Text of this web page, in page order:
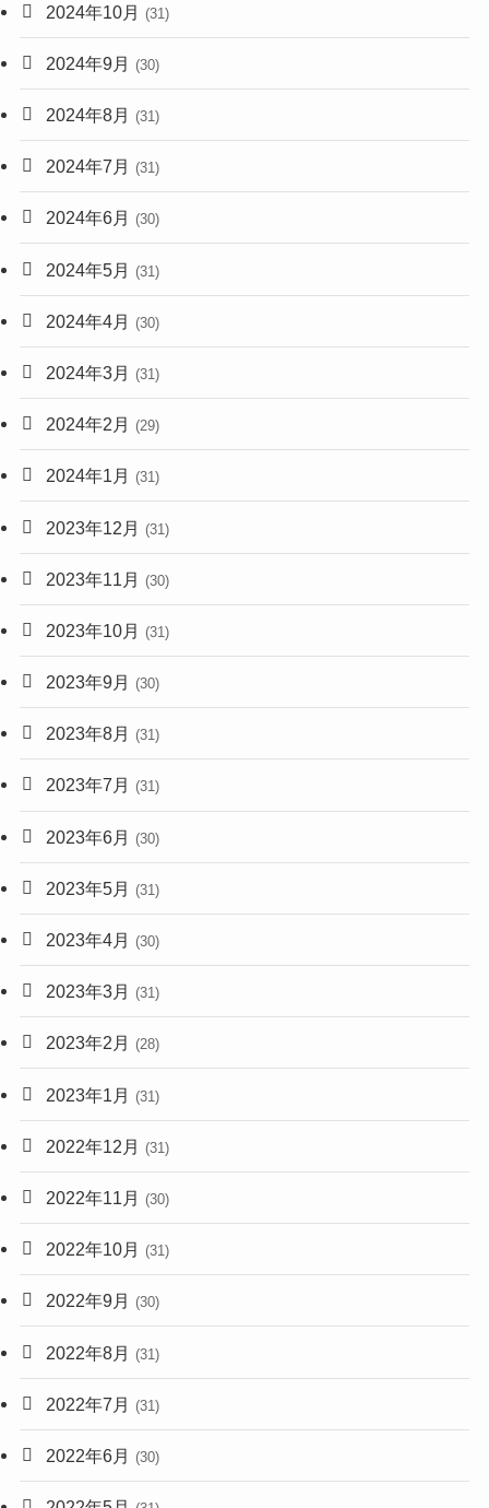
2024年10月 (31)
2024年9月 (30)
2024年8月 (31)
2024年7月 (31)
2024年6月 (30)
2024年5月 (31)
2024年4月 (30)
2024年3月 (31)
2024年2月 (29)
2024年1月 (31)
2023年12月 (31)
2023年11月 (30)
2023年10月 (31)
2023年9月 (30)
2023年8月 (31)
2023年7月 (31)
2023年6月 (30)
2023年5月 (31)
2023年4月 (30)
2023年3月 (31)
2023年2月 (28)
2023年1月 (31)
2022年12月 (31)
2022年11月 (30)
2022年10月 (31)
2022年9月 (30)
2022年8月 (31)
2022年7月 (31)
2022年6月 (30)